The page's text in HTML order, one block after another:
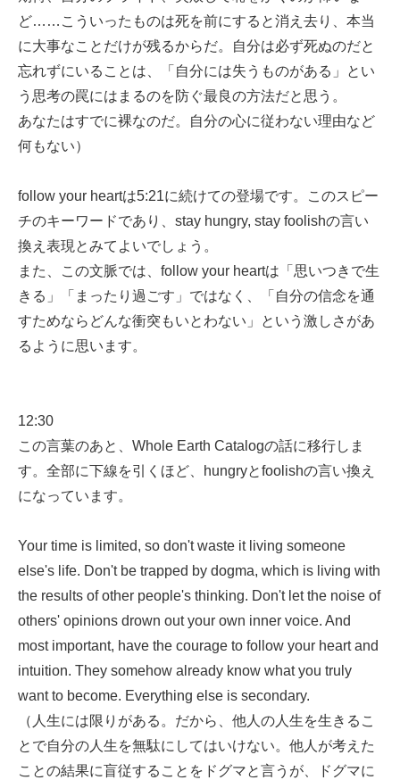
ど……こういったものは死を前にすると消え去り、本当
に大事なことだけが残るからだ。自分は必ず死ぬのだと
忘れずにいることは、「自分には失うものがある」とい
う思考の罠にはまるのを防ぐ最良の方法だと思う。
あなたはすでに裸なのだ。自分の心に従わない理由など
何もない）
follow your heartは5:21に続けての登場です。このスピー
チのキーワードであり、stay hungry, stay foolishの言い
換え表現とみてよいでしょう。
また、この文脈では、follow your heartは「思いつきで生
きる」「まったり過ごす」ではなく、「自分の信念を通
すためならどんな衝突もいとわない」という激しさがあ
るように思います。
12:30
この言葉のあと、Whole Earth Catalogの話に移行しま
す。全部に下線を引くほど、hungryとfoolishの言い換え
になっています。
Your time is limited, so don't waste it living someone
else's life. Don't be trapped by dogma, which is living with
the results of other people's thinking. Don't let the noise of
others' opinions drown out your own inner voice. And
most important, have the courage to follow your heart and
intuition. They somehow already know what you truly
want to become. Everything else is secondary.
（人生には限りがある。だから、他人の人生を生きるこ
とで自分の人生を無駄にしてはいけない。他人が考えた
ことの結果に盲従することをドグマと言うが、ドグマに